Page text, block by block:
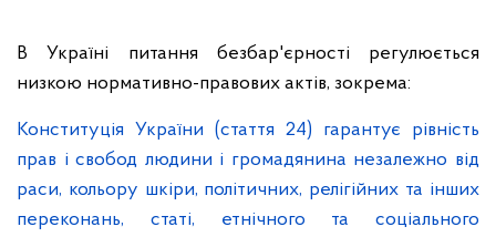
В Україні питання безбар'єрності регулюється
низкою нормативно-правових актів, зокрема:
Конституція України (стаття 24) гарантує рівність
прав і свобод людини і громадянина незалежно від
раси, кольору шкіри, політичних, релігійних та інших
переконань, статі, етнічного та соціального